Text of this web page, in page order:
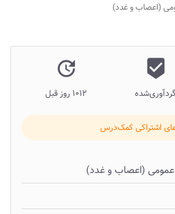
(اعصاب و غدد)
beenhere
update
۱۰۱۲ روز قبل
اشتراکی کمک‌درس
عمومی (اعصاب و غدد)